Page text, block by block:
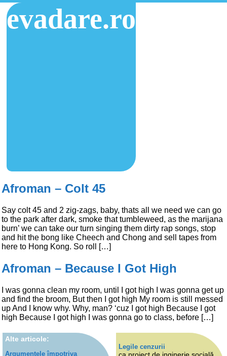
evadare.ro
Afroman – Colt 45
Say colt 45 and 2 zig-zags, baby, thats all we need we can go
to the park after dark, smoke that tumbleweed, as the marijana
burn’ we can take our turn singing them dirty rap songs, stop
and hit the bong like Cheech and Chong and sell tapes from
here to Hong Kong. So roll […]
Afroman – Because I Got High
I was gonna clean my room, until I got high I was gonna get up
and find the broom, But then I got high My room is still messed
up And I know why. Why, man? ‘cuz I got high Because I got
high Because I got high I was gonna go to class, before […]
Alte articole:
Argumentele împotriva
Legile cenzurii